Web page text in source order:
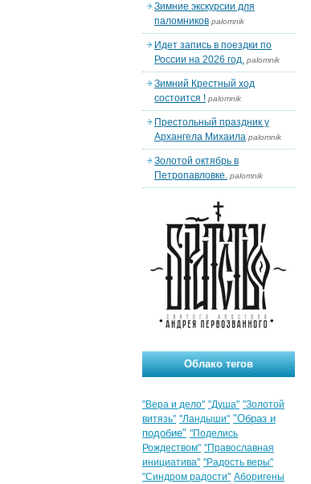
Зимние экскурсии для
паломников palomnik
Идет запись в поездки по
России на 2026 год. palomnik
Зимний Крестный ход
состоится ! palomnik
Престольный праздник у
Архангела Михаила palomnik
Золотой октябрь в
Петропавловке. palomnik
Облако тегов
"Вера и дело" "Душа" "Золотой
витязь" "Ландыши" "Образ и
подобие" "Поделись
Рождеством" "Православная
инициатива" "Радость веры"
"Синдром радости" Аборигены